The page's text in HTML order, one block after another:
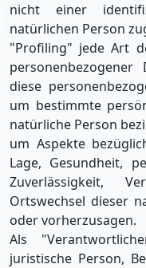
nicht einer
natürlichen Person
"Profiling" jede Art
diese
um bestimmte
natürliche Person
um Aspekte
Lage, Gesundheit,
Zuverlässigkeit,
Ortswechsel dieser
oder vorherzusagen.
Als
juristische Person,